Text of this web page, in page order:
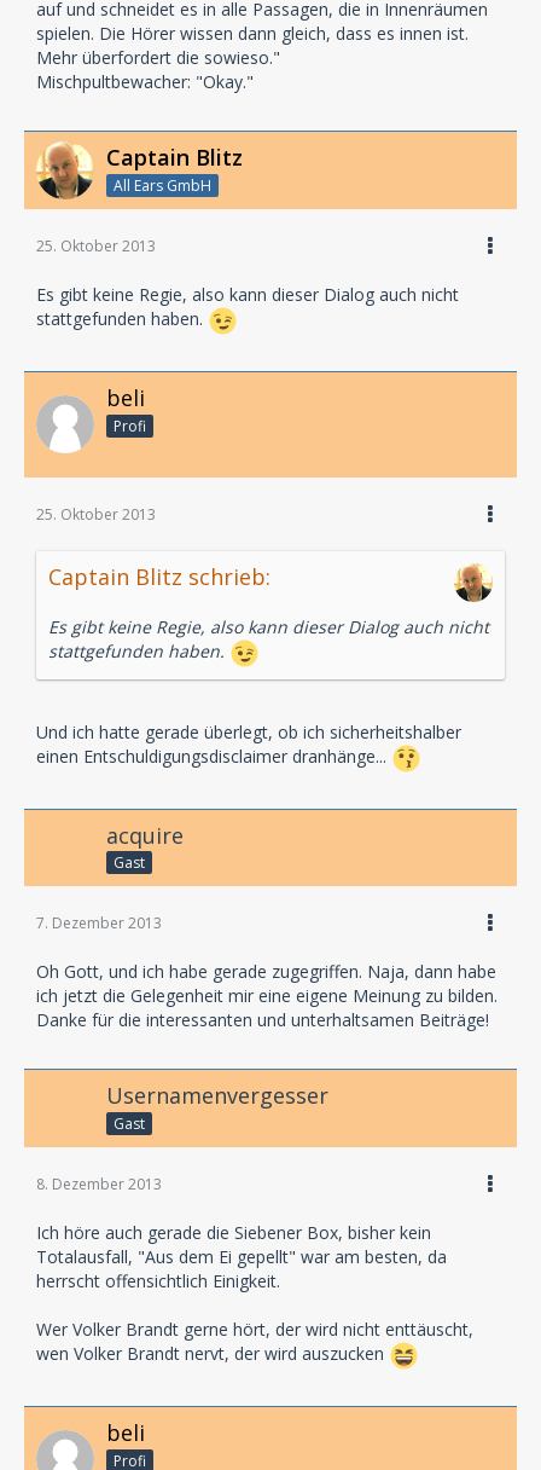
auf und schneidet es in alle Passagen, die in Innenräumen
spielen. Die Hörer wissen dann gleich, dass es innen ist.
Mehr überfordert die sowieso."
Mischpultbewacher: "Okay."
Captain Blitz
All Ears GmbH
25. Oktober 2013
Es gibt keine Regie, also kann dieser Dialog auch nicht
stattgefunden haben.
beli
Profi
25. Oktober 2013
Captain Blitz schrieb:
Es gibt keine Regie, also kann dieser Dialog auch nicht
stattgefunden haben.
Und ich hatte gerade überlegt, ob ich sicherheitshalber
einen Entschuldigungsdisclaimer dranhänge...
acquire
Gast
7. Dezember 2013
Oh Gott, und ich habe gerade zugegriffen. Naja, dann habe
ich jetzt die Gelegenheit mir eine eigene Meinung zu bilden.
Danke für die interessanten und unterhaltsamen Beiträge!
Usernamenvergesser
Gast
8. Dezember 2013
Ich höre auch gerade die Siebener Box, bisher kein
Totalausfall, "Aus dem Ei gepellt" war am besten, da
herrscht offensichtlich Einigkeit.
Wer Volker Brandt gerne hört, der wird nicht enttäuscht,
wen Volker Brandt nervt, der wird auszucken
beli
Profi